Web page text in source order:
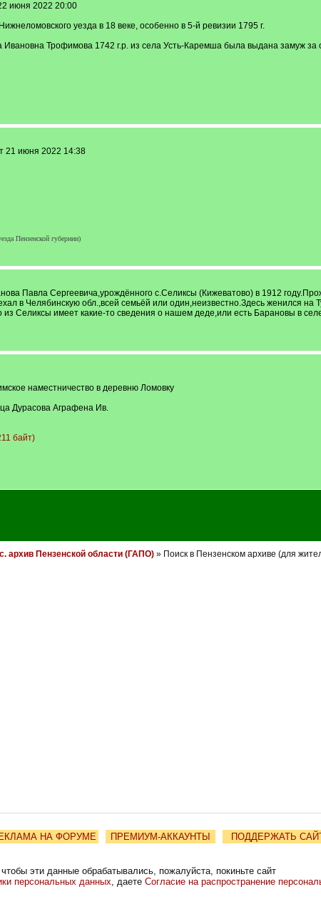
июня 2022 20:00
уезда в 18 веке, особенно в 5-й ревизии 1795 г.
Ивановна Трофимова 1742 г.р. из села Усть-Каремша была выдана замуж
21 июня 2022 14:38
Пензенской губернии)
Павла Сергеевича,урождённого с.Селиксы (Кижеватово) в 1912
в Челябинскую обл.,всей семьёй или один,неизвестно.Здесь женился
Селиксы имеет какие-то сведения о нашем деде,или есть Барановы в
наместничество в деревню Ломовку
Дурасова Аграфена Ив.
байт)
архив Пензенской области (ГАПО)» Поиск в Пензенском архиве (для
НА ФОРУМЕ ПРЕМИУМ-АККАУНТЫ ПОДДЕРЖАТЬ
эти данные обрабатывались, пожалуйста, покиньте сайт
персональных данных, даете Согласие на распространение